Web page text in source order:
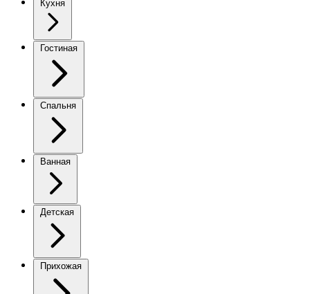
Кухня
Гостиная
Спальня
Ванная
Детская
Прихожая